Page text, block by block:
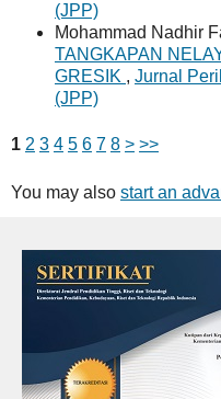
(JPP)
Mohammad Nadhir
TANGKAPAN
GRESIK , Jurnal
(JPP)
1 2 3 4 5 6 7 8 > >>
You may also start an